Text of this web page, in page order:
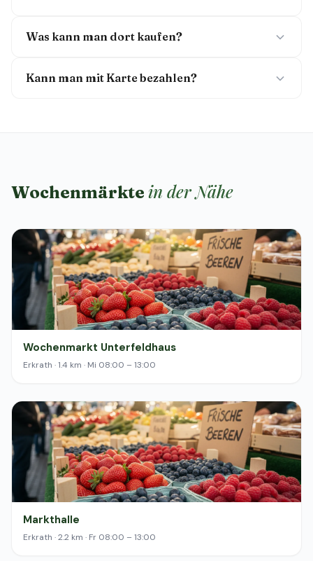
Was kann man dort kaufen?
Kann man mit Karte bezahlen?
Wochenmärkte in der Nähe
Wochenmarkt Unterfeldhaus
Erkrath · 1.4 km · Mi 08:00 – 13:00
Markthalle
Erkrath · 2.2 km · Fr 08:00 – 13:00